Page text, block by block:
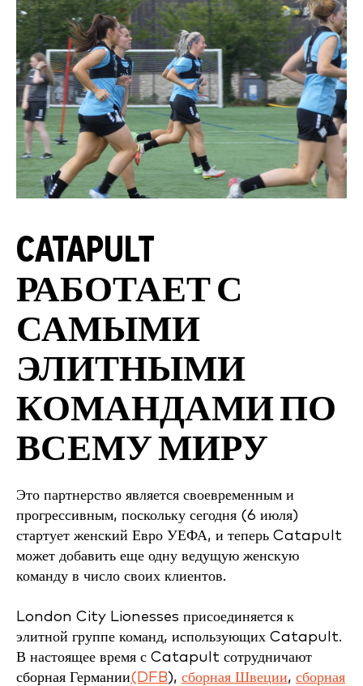
CATAPULT
РАБОТАЕТ С
САМЫМИ
ЭЛИТНЫМИ
КОМАНДАМИ ПО
ВСЕМУ МИРУ
Это партнерство является своевременным и
прогрессивным, поскольку сегодня (6 июля)
стартует женский Евро УЕФА, и теперь Catapult
может добавить еще одну ведущую женскую
команду в число своих клиентов.
London City Lionesses присоединяется к
элитной группе команд, использующих Catapult.
В настоящее время с Catapult сотрудничают
сборная Германии(DFB), сборная Швеции, сборная